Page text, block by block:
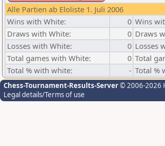
Alle Partien ab Eloliste 1. Juli 2006
Wins with White:
0 Wins
Draws with White:
0 Draws
Losses with White:
0 Losses
Total games with White:
0 Total
Total % with white:
- Total %
Chess-Tournament-Results-Server© 2006-2026
Legal details/Terms of use